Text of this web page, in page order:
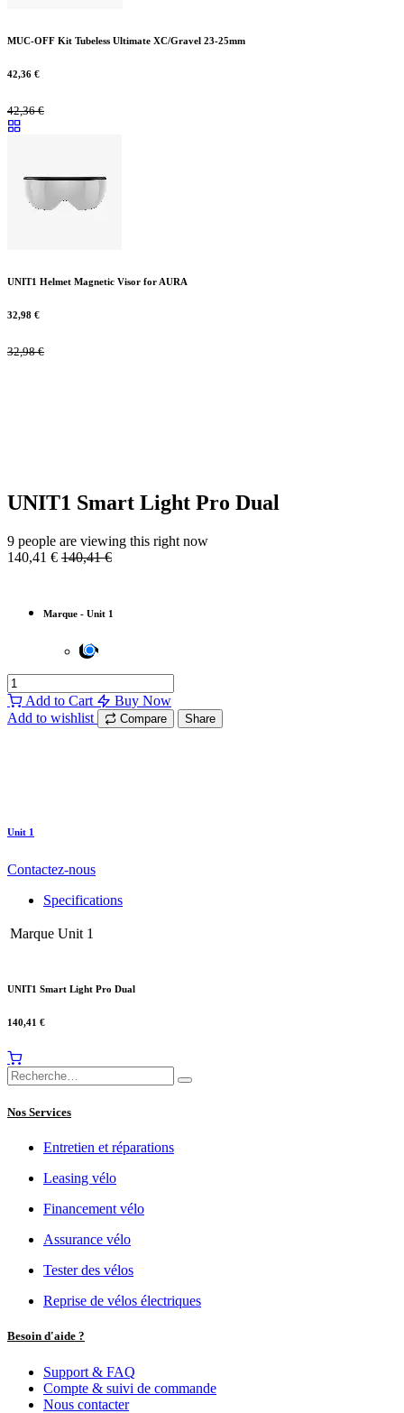
MUC-OFF Kit Tubeless Ultimate XC/Gravel 23-25mm
42,36 €
42,36€
UNIT1 Helmet Magnetic Visor for AURA
32,98 €
32,98€
UNIT1 Smart Light Pro Dual
9 people are viewing this right now
140,41 € 140,41€
Marque - Unit 1
Add to Cart
Buy Now
Add to wishlist
Compare Share
Unit 1
Contactez-nous
Specifications
Marque Unit 1
UNIT1 Smart Light Pro Dual
140,41 €
Nos Services
Entretien et réparations
Leasing vélo
Financement vélo
Assurance vélo
Tester des vélos
Reprise de vélos électriques
Besoin d'aide ?
Support & FAQ
Compte & suivi de commande
Nous contacter